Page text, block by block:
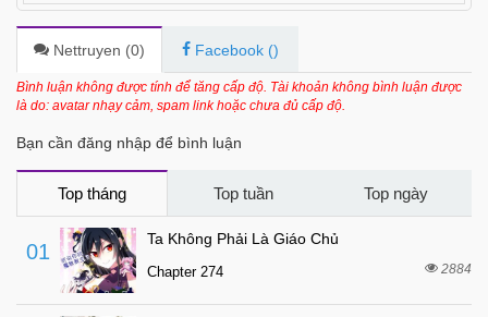
Chapter 71 6 tháng trước
Chapter 70 6 tháng trước
Chapter 69 6 tháng trước
6 tháng trước
Chapter 66 6 tháng trước
Chapter 65
Chapter 64
Chapter 63
Nettruyen (0) Facebook ()
Bình luận không được tính để tăng cấp độ. Tài khoản không bình luận được
là do: avatar nhạy cảm, spam link hoặc chưa đủ cấp độ.
Bạn cần đăng nhập để bình luận
Top tháng Top tuần Top ngày
01
Ta Không Phải Là Giáo Chủ
Chapter 274 2884